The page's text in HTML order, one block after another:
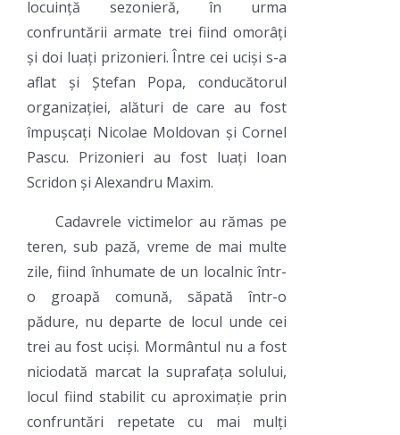
locuință sezonieră, în urma
confruntării armate trei fiind omorâți
și doi luați prizonieri. Între cei uciși s-a
aflat și Ștefan Popa, conducătorul
organizației, alături de care au fost
împușcați Nicolae Moldovan și Cornel
Pascu. Prizonieri au fost luați Ioan
Scridon și Alexandru Maxim.
Cadavrele victimelor au rămas pe
teren, sub pază, vreme de mai multe
zile, fiind înhumate de un localnic într-
o groapă comună, săpată într-o
pădure, nu departe de locul unde cei
trei au fost uciși. Mormântul nu a fost
niciodată marcat la suprafața solului,
locul fiind stabilit cu aproximație prin
confruntări repetate cu mai mulți